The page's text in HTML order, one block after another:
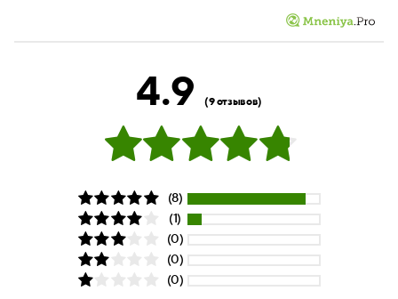
4.9 (9 отзывов)
(8)
(1)
(0)
(0)
(0)